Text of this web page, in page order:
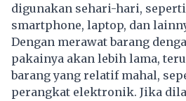
digunakan sehari-hari,
smartphone, laptop, dan
Dengan merawat barang
pakainya akan lebih lama,
barang yang relatif mahal,
perangkat elektronik. Jika